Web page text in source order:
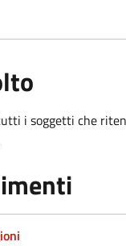
i soggetti che